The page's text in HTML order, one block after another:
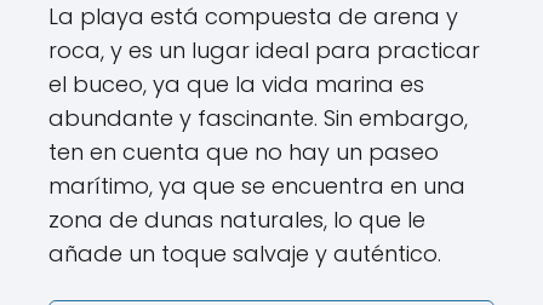
La playa está compuesta de arena y
roca, y es un lugar ideal para practicar
el buceo, ya que la vida marina es
abundante y fascinante. Sin embargo,
ten en cuenta que no hay un paseo
marítimo, ya que se encuentra en una
zona de dunas naturales, lo que le
añade un toque salvaje y auténtico.